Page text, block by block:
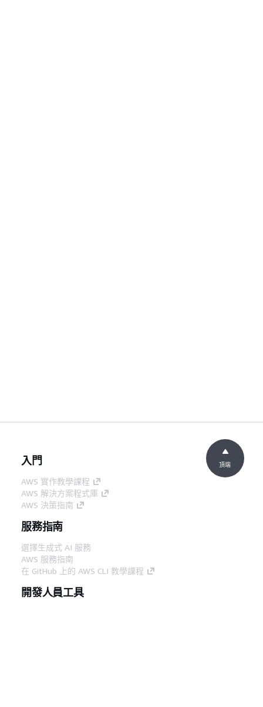
入門
AWS 實作教學課程
AWS 解決方案程式庫
AWS 決策指南
服務指南
選擇生成式 AI 服務
AWS 服務指南
在 GitHub 上的 AWS CLI 教學課程
開發人員工具
頂端